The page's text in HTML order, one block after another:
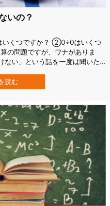
いの？
くつですか？ ②0÷0はいくつ
の問題ですが、ワナがありま
ない」という話を一度は聞いた
せん」と表示され、「0÷0」を
せん」と表示されます。 今回
読む